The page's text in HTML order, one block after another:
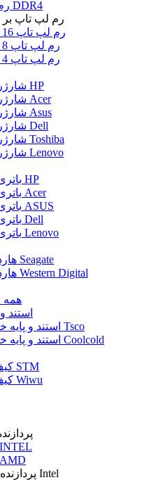
رم لپ تاپ DDR4
رم لپ تاپ
رم لپ تاپ 16 گیگابایت
رم لپ تاپ 8 گیگابایت
رم لپ تاپ 4 گیگابایت
شارژر لپ تاپ HP
شارژر لپ تاپ Acer
شارژر لپ تاپ Asus
شارژر لپ تاپ Dell
شارژر لپ تاپ Toshiba
شارژر لپ تاپ Lenovo
باتری لپ تاپ HP
باتری لپ تاپ Acer
باتری لپ تاپ ASUS
باتری لپ تاپ Dell
باتری لپ تاپ Lenovo
هارد لپ تاپ Seagate
هارد لپ تاپ Western Digital
همه
استند
استند و پایه خنک کننده Tsco
استند و پایه خنک کننده Coolcold
کیف و کوله STM
کیف و کوله Wiwu
پردازنده INTEL
پردازنده AMD
پردازنده بر اساس نسل Intel